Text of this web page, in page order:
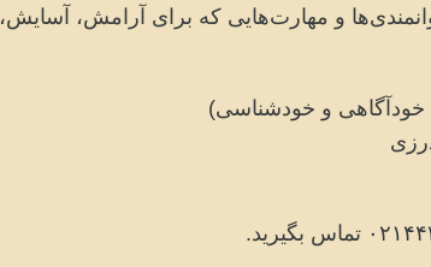
و مهارت‌هایی که برای آرامش، آسایش،
و خودشناسی)